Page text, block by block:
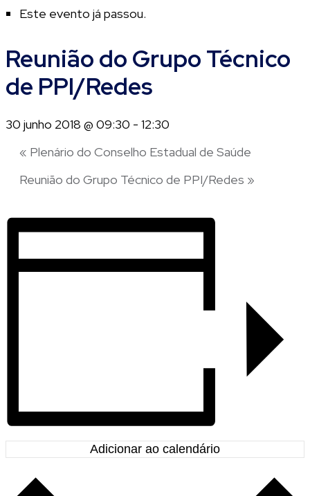
Este evento já passou.
Reunião do Grupo Técnico
de PPI/Redes
30 junho 2018 @ 09:30 - 12:30
« Plenário do Conselho Estadual de Saúde
Reunião do Grupo Técnico de PPI/Redes »
Adicionar ao calendário